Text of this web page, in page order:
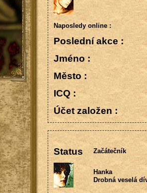
Naposledy online :
Poslední akce :
Jméno :
Město :
ICQ :
Účet založen :
Status Začátečník
Hanka
Drobná veselá